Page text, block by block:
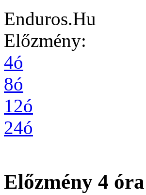
Enduros.Hu
Előzmény:
4ó
8ó
12ó
24ó
Előzmény 4 óra